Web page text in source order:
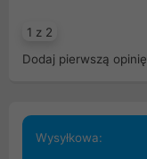
1 z 2
Dodaj pierwszą opinię
Wysyłkowa: